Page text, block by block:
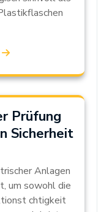
Prüfung
Sicherheit
Anlagen
um sowohl die
chtigkeit